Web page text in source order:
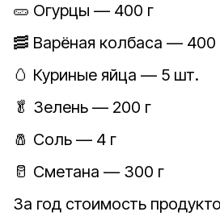
🥒 Огурцы — 400 г
🥓 Варёная колбаса — 400
🥚 Куриные яйца — 5 шт.
🥬 Зелень — 200 г
🧂 Соль — 4 г
🥛 Сметана — 300 г
За год стоимость